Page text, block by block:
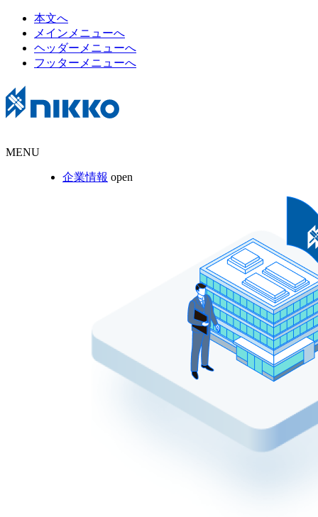
本文へ
メインメニューへ
ヘッダーメニューへ
フッターメニューへ
MENU
企業情報 open